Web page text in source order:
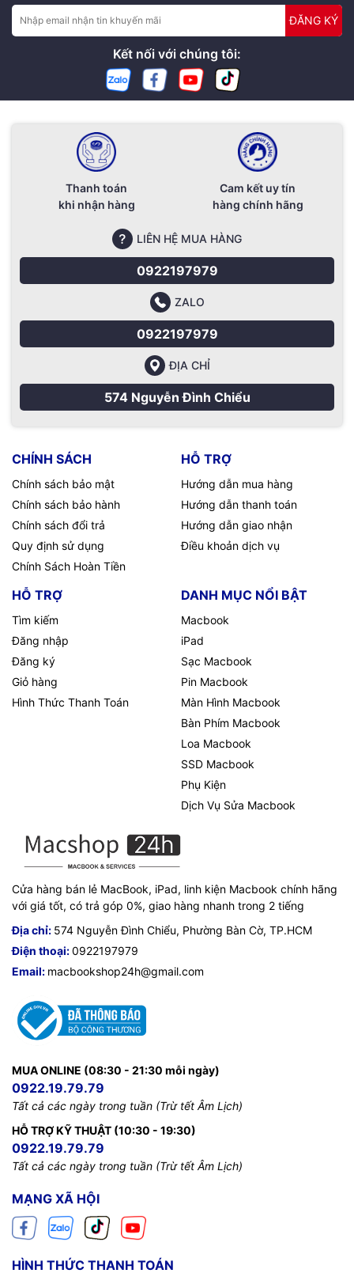
ĐĂNG KÝ
Kết nối với chúng tôi:
Thanh toán
khi nhận hàng
Cam kết uy tín
hàng chính hãng
LIÊN HỆ MUA HÀNG
0922197979
ZALO
0922197979
ĐỊA CHỈ
574 Nguyễn Đình Chiểu
CHÍNH SÁCH
Chính sách bảo mật
Chính sách bảo hành
Chính sách đổi trả
Quy định sử dụng
Chính Sách Hoàn Tiền
HỖ TRỢ
Hướng dẫn mua hàng
Hướng dẫn thanh toán
Hướng dẫn giao nhận
Điều khoản dịch vụ
HỖ TRỢ
Tìm kiếm
Đăng nhập
Đăng ký
Giỏ hàng
Hình Thức Thanh Toán
DANH MỤC NỔI BẬT
Macbook
iPad
Sạc Macbook
Pin Macbook
Màn Hình Macbook
Bàn Phím Macbook
Loa Macbook
SSD Macbook
Phụ Kiện
Dịch Vụ Sửa Macbook
Cửa hàng bán lẻ MacBook, iPad, linh kiện Macbook chính hãng
với giá tốt, có trả góp 0%, giao hàng nhanh trong 2 tiếng
Địa chỉ: 574 Nguyễn Đình Chiểu, Phường Bàn Cờ, TP.HCM
Điện thoại:0922197979
Email: macbookshop24h@gmail.com
MUA ONLINE (08:30 - 21:30 mỗi ngày)
0922.19.79.79
Tất cả các ngày trong tuần (Trừ tết Âm Lịch)
HỖ TRỢ KỸ THUẬT (10:30 - 19:30)
0922.19.79.79
Tất cả các ngày trong tuần (Trừ tết Âm Lịch)
MẠNG XÃ HỘI
HÌNH THỨC THANH TOÁN